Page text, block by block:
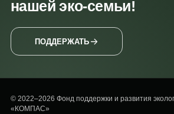
нашей эко-семьи!
ПОДДЕРЖАТЬ
© 2022–2026 Фонд поддержки и развития
«КОМПАС»